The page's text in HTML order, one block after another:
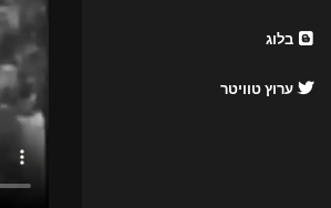
בלוג
ערוץ טוויטר